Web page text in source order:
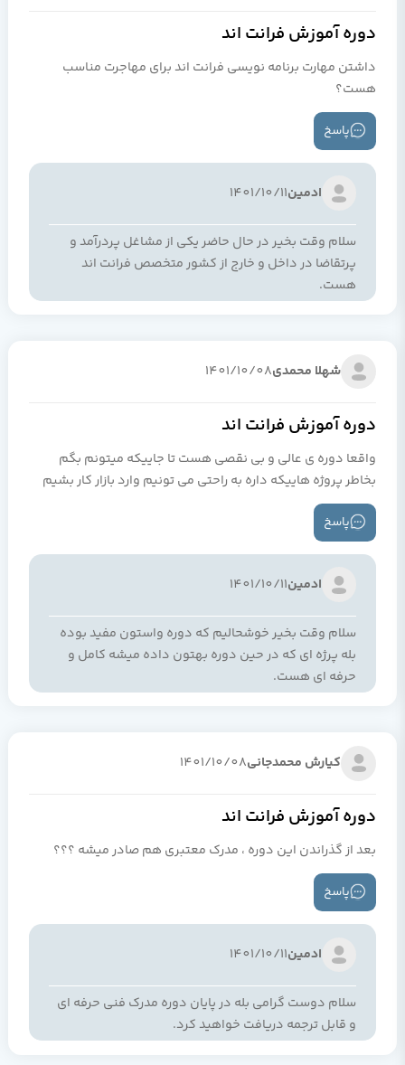
دوره آموزش فرانت اند
داشتن مهارت برنامه نویسی فرانت اند برای مهاجرت مناسب
هست؟
پاسخ
ادمین1401/10/11
سلام وقت بخیر در حال حاضر یکی از مشاغل پردرآمد و
پرتقاضا در داخل و خارج از کشور متخصص فرانت اند
هست.
شهلا محمدی1401/10/08
دوره آموزش فرانت اند
واقعا دوره ی عالی و بی نقصی هست تا جاییکه میتونم بگم
بخاطر پروژه هاییکه داره به راحتی می تونیم وارد بازار کار بشیم
پاسخ
ادمین1401/10/11
سلام وقت بخیر خوشحالیم که دوره واستون مفید بوده
بله پرژه ای که در حین دوره بهتون داده میشه کامل و
حرفه ای هست.
کیارش محمدجانی1401/10/08
دوره آموزش فرانت اند
بعد از گذراندن این دوره ، مدرک معتبری هم صادر میشه ؟؟؟
پاسخ
ادمین1401/10/11
سلام دوست گرامی بله در پایان دوره مدرک فنی حرفه ای
و قابل ترجمه دریافت خواهید کرد.